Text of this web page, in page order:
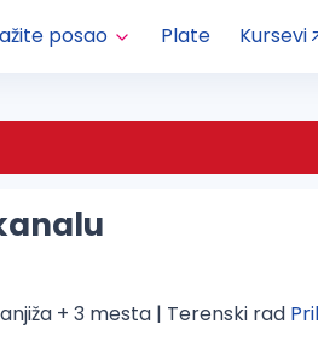
posao Plate Kursevi
+ 3 mesta | Terenski rad